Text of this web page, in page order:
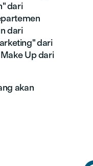
dari
dari
dari
Up dari
akan